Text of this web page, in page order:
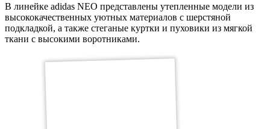
В линейке adidas NEO представлены утепленные модели из
высококачественных уютных материалов с шерстяной
подкладкой, а также стеганые куртки и пуховики из мягкой
ткани с высокими воротниками.